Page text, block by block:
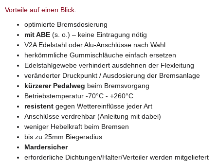
Vorteile auf einen Blick:
optimierte Bremsdosierung
mit ABE (s. o.) – keine Eintragung nötig
V2A Edelstahl oder Alu-Anschlüsse nach Wahl
herkömmliche Gummischläuche einfach ersetzen
Edelstahlgewebe verhindert ausdehnen der Flexleitung
veränderter Druckpunkt / Ausdosierung der Bremsanlage
kürzerer Pedalweg beim Bremsvorgang
Betriebstemperatur -70°C - +260°C
resistent gegen Wettereinflüsse jeder Art
Anschlüsse verdrehbar (Anleitung mit dabei)
weniger Hebelkraft beim Bremsen
bis zu 25mm Biegeradius
Mardersicher
erforderliche Dichtungen/Halter/Verteiler werden mitgeliefert